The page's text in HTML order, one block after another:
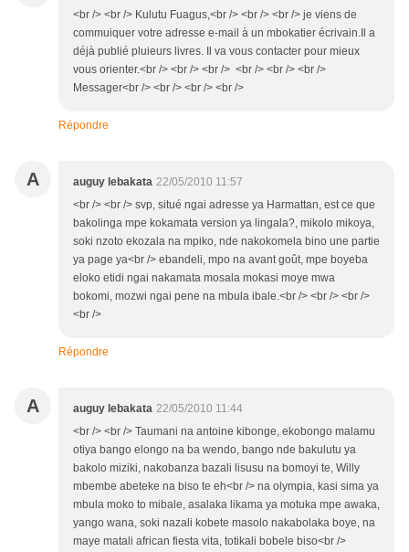
<br /> <br /> Kulutu Fuagus,<br /> <br /> <br /> je viens de
commuiquer votre adresse e-mail à un mbokatier écrivain.Il a
déjà publié pluieurs livres. Il va vous contacter pour mieux
vous orienter.<br /> <br /> <br /> <br /> <br /> <br />
Messager<br /> <br /> <br /> <br />
Répondre
A auguy lebakata 22/05/2010 11:57
<br /> <br /> svp, situé ngai adresse ya Harmattan, est ce que
bakolinga mpe kokamata version ya lingala?, mikolo mikoya,
soki nzoto ekozala na mpiko, nde nakokomela bino une partie
ya page ya<br /> ebandeli, mpo na avant goût, mpe boyeba
eloko etidi ngai nakamata mosala mokasi moye mwa
bokomi, mozwi ngai pene na mbula ibale.<br /> <br /> <br />
<br />
Répondre
A auguy lebakata 22/05/2010 11:44
<br /> <br /> Taumani na antoine kibonge, ekobongo malamu
otiya bango elongo na ba wendo, bango nde bakulutu ya
bakolo miziki, nakobanza bazali lisusu na bomoyi te, Willy
mbembe abeteke na biso te eh<br /> na olympia, kasi sima ya
mbula moko to mibale, asalaka likama ya motuka mpe awaka,
yango wana, soki nazali kobete masolo nakabolaka boye, na
maye matali african fiesta vita, totikali bobele biso<br />